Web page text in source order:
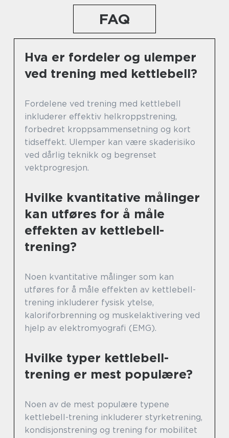
FAQ
Hva er fordeler og ulemper
ved trening med kettlebell?
Fordelene ved trening med kettlebell
inkluderer effektiv helkroppstrening,
forbedret kroppsammensetning og kort
tidseffekt. Ulemper kan være skaderisiko
ved dårlig teknikk og begrenset
vektprogresjon.
Hvilke kvantitative målinger
kan utføres for å måle
effekten av kettlebell-
trening?
Noen kvantitative målinger som kan
utføres for å måle effekten av kettlebell-
trening inkluderer fysisk ytelse,
kaloriforbrenning og muskelaktivering ved
hjelp av elektromyografi (EMG).
Hvilke typer kettlebell-
trening er mest populære?
Noen av de mest populære typene
kettlebell-trening inkluderer styrketrening,
kondisjonstrening og trening for mobilitet